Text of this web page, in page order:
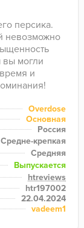
персика.
невозможно
вы могли
и
Overdose
Основная
Россия
Средне-крепкая
Средняя
Выпускается
htreviews
htr197002
22.04.2024
vadeem1